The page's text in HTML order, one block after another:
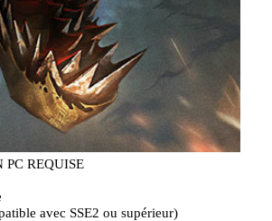
PC REQUISE
avec SSE2 ou supérieur)